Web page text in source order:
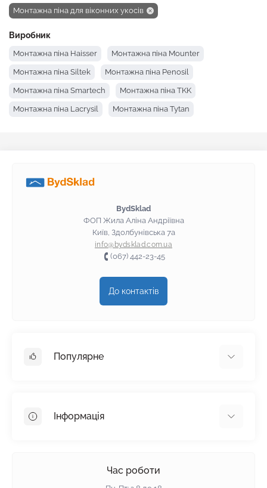
Монтажна піна для віконних укосів
Виробник
Монтажна піна Haisser Монтажна піна Mounter
Монтажна піна Siltek Монтажна піна Penosil
Монтажна піна Smartech Монтажна піна TKK
Монтажна піна Lacrysil Монтажна піна Tytan
BydSklad
ФОП Жила Аліна Андріївна
Київ, Здолбунівська 7а
info@bydsklad.com.ua
(067) 442-23-45
До контактів
Популярне
Пінопласт
Інформація
Час роботи